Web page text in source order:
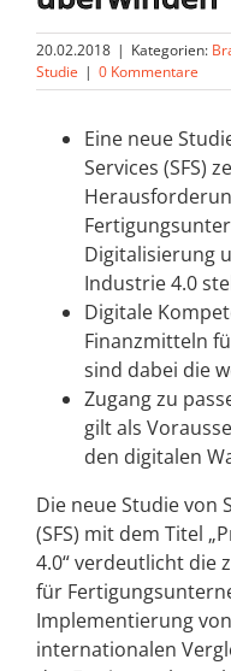
20.02.2018 | Kategorien:
Studie | 0 Kommentare
Eine neue
Services (SFS)
Digitalisierung
Industrie 4.0
Digitale
Finanzmitteln
sind dabei die
Zugang zu
gilt als
den digitalen
Die neue Studie von
(SFS) mit dem Titel
4.0“ verdeutlicht die
für
Implementierung
internationalen